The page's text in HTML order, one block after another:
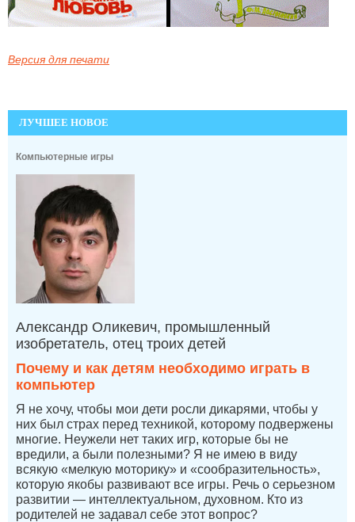
Версия для печати
ЛУЧШЕЕ НОВОЕ
Компьютерные игры
Александр Оликевич, промышленный
изобретатель, отец троих детей
Почему и как детям необходимо играть в
компьютер
Я не хочу, чтобы мои дети росли дикарями, чтобы у
них был страх перед техникой, которому подвержены
многие. Неужели нет таких игр, которые бы не
вредили, а были полезными? Я не имею в виду
всякую «мелкую моторику» и «сообразительность»,
которую якобы развивают все игры. Речь о серьезном
развитии — интеллектуальном, духовном. Кто из
родителей не задавал себе этот вопрос?